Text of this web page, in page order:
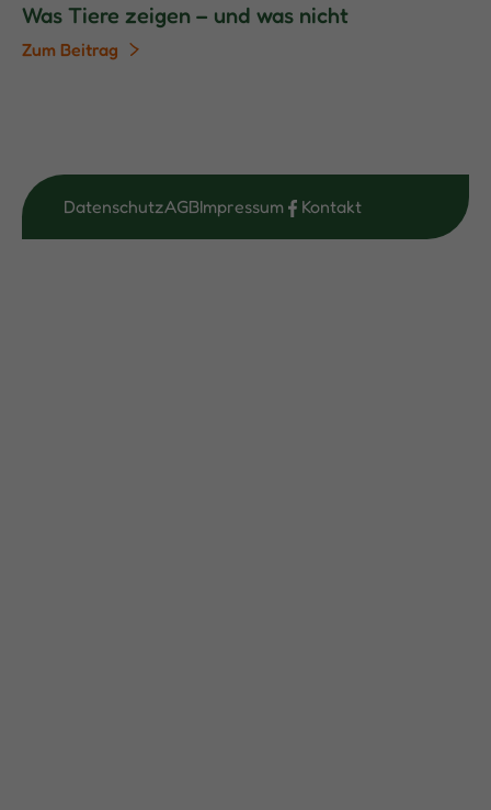
Was Tiere zeigen – und was nicht
Zum Beitrag
DatenschutzAGBImpressum Kontakt